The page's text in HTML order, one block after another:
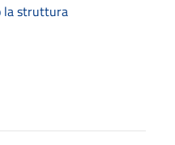
la struttura